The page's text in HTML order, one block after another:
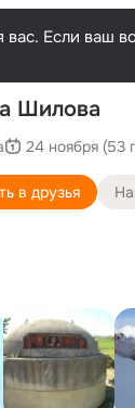
Если ваш
Шилова
24 ноября (53
в друзья